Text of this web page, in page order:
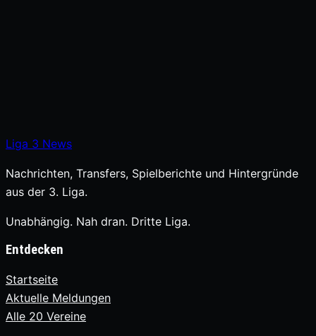
Liga 3 News
Nachrichten, Transfers, Spielberichte und Hintergründe
aus der 3. Liga.
Unabhängig. Nah dran. Dritte Liga.
Entdecken
Startseite
Aktuelle Meldungen
Alle 20 Vereine